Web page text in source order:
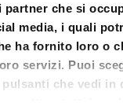
che si
media, i quali
ha fornito loro o
servizi. Puoi
che vedi in
sessione 3 marzo –
al carrello